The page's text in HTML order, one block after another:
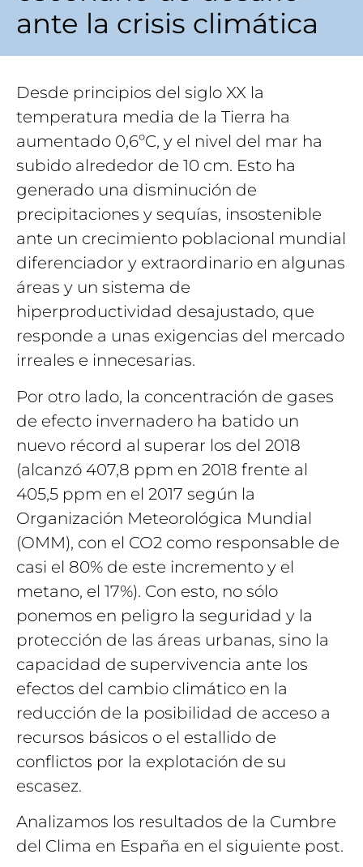
ante la crisis climática
Desde principios del siglo XX la
temperatura media de la Tierra ha
aumentado 0,6ºC, y el nivel del mar ha
subido alrededor de 10 cm. Esto ha
generado una disminución de
precipitaciones y sequías, insostenible
ante un crecimiento poblacional mundial
diferenciador y extraordinario en algunas
áreas y un sistema de
hiperproductividad desajustado, que
responde a unas exigencias del mercado
irreales e innecesarias.
Por otro lado, la concentración de gases
de efecto invernadero ha batido un
nuevo récord al superar los del 2018
(alcanzó 407,8 ppm en 2018 frente al
405,5 ppm en el 2017 según la
Organización Meteorológica Mundial
(OMM), con el CO2 como responsable de
casi el 80% de este incremento y el
metano, el 17%). Con esto, no sólo
ponemos en peligro la seguridad y la
protección de las áreas urbanas, sino la
capacidad de supervivencia ante los
efectos del cambio climático en la
reducción de la posibilidad de acceso a
recursos básicos o el estallido de
conflictos por la explotación de su
escasez.
Analizamos los resultados de la Cumbre
del Clima en España en el siguiente post.